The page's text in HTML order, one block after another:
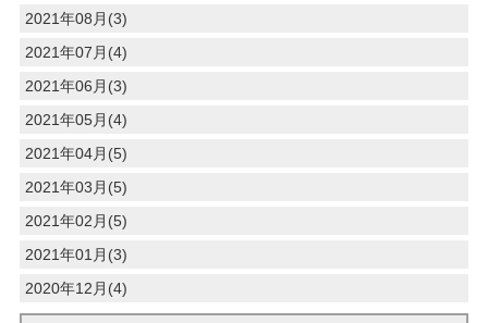
2021年08月(3)
2021年07月(4)
2021年06月(3)
2021年05月(4)
2021年04月(5)
2021年03月(5)
2021年02月(5)
2021年01月(3)
2020年12月(4)